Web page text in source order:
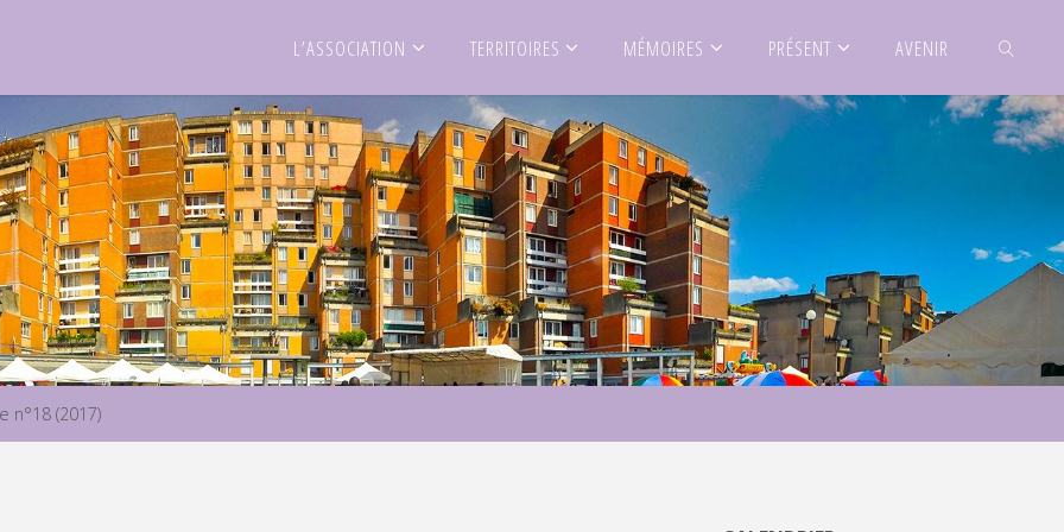
L’ASSOCIATION TERRITOIRES MÉMOIRES PRÉSENT AVENIR
SEARCH
n°18 (2017)